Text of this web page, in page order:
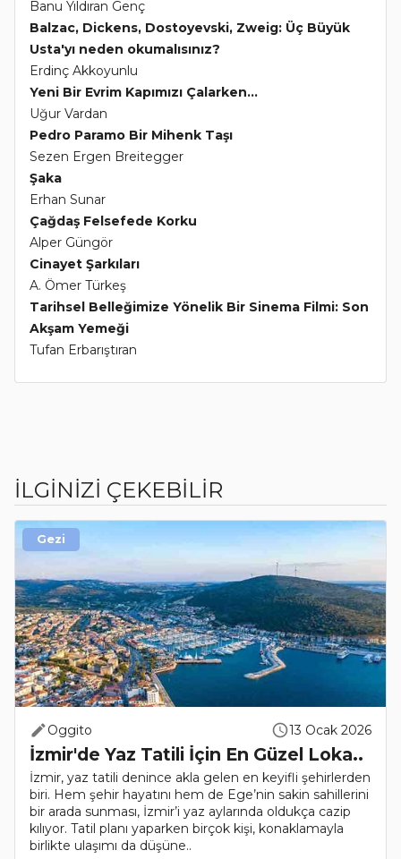
Banu Yıldıran Genç
Balzac, Dickens, Dostoyevski, Zweig: Üç Büyük
Usta'yı neden okumalısınız?
Erdinç Akkoyunlu
Yeni Bir Evrim Kapımızı Çalarken...
Uğur Vardan
Pedro Paramo Bir Mihenk Taşı
Sezen Ergen Breitegger
Şaka
Erhan Sunar
Çağdaş Felsefede Korku
Alper Güngör
Cinayet Şarkıları
A. Ömer Türkeş
Tarihsel Belleğimize Yönelik Bir Sinema Filmi: Son
Akşam Yemeği
Tufan Erbarıştıran
İLGİNİZİ ÇEKEBİLİR
Oggito 13 Ocak 2026
İzmir'de Yaz Tatili İçin En Güzel Loka..
İzmir, yaz tatili denince akla gelen en keyifli şehirlerden
biri. Hem şehir hayatını hem de Ege’nin sakin sahillerini
bir arada sunması, İzmir’i yaz aylarında oldukça cazip
kılıyor. Tatil planı yaparken birçok kişi, konaklamayla
birlikte ulaşımı da düşüne..
Gezi